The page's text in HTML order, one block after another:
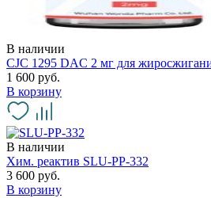
В наличии
CJC 1295 DAC 2 мг для
1 600 руб.
В корзину
В наличии
Хим. реактив SLU-PP-332
3 600 руб.
В корзину